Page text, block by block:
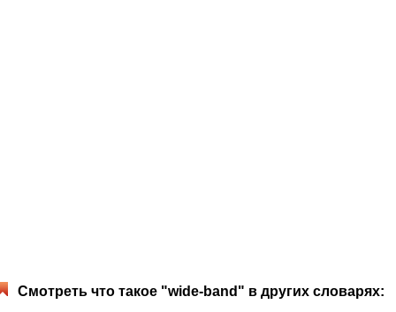
Смотреть что такое "wide-band" в других словарях: